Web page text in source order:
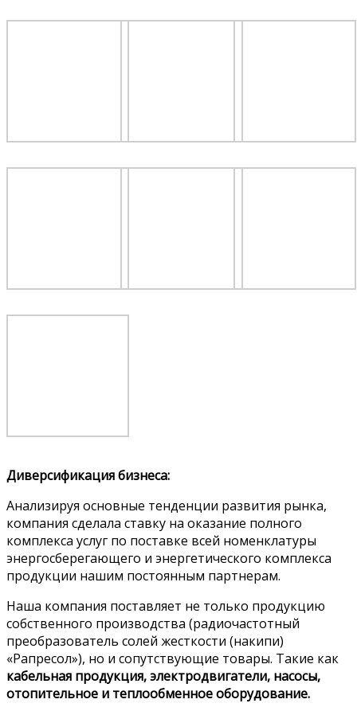
Диверсификация бизнеса:
Анализируя основные тенденции развития рынка,
компания сделала ставку на оказание полного
комплекса услуг по поставке всей номенклатуры
энергосберегающего и энергетического комплекса
продукции нашим постоянным партнерам.
Наша компания поставляет не только продукцию
собственного производства (радиочастотный
преобразователь солей жесткости (накипи)
«Рапресол»), но и сопутствующие товары. Такие как
кабельная продукция, электродвигатели, насосы,
отопительное и теплообменное оборудование.